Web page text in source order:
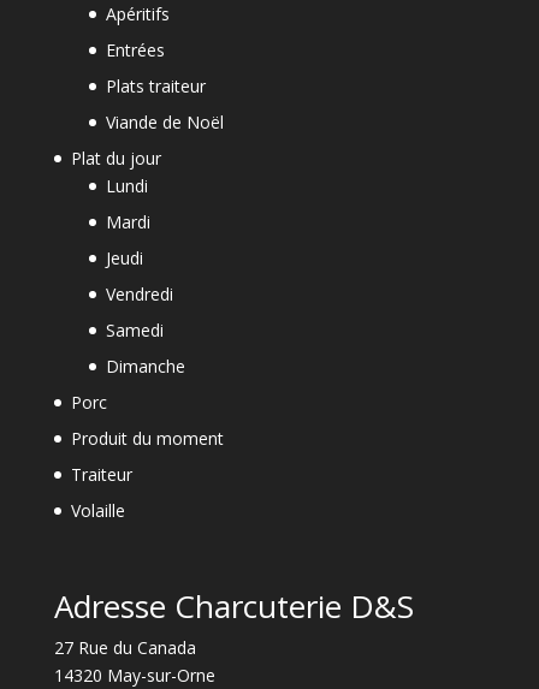
Apéritifs
Entrées
Plats traiteur
Viande de Noël
Plat du jour
Lundi
Mardi
Jeudi
Vendredi
Samedi
Dimanche
Porc
Produit du moment
Traiteur
Volaille
Adresse Charcuterie D&S
27 Rue du Canada
14320 May-sur-Orne